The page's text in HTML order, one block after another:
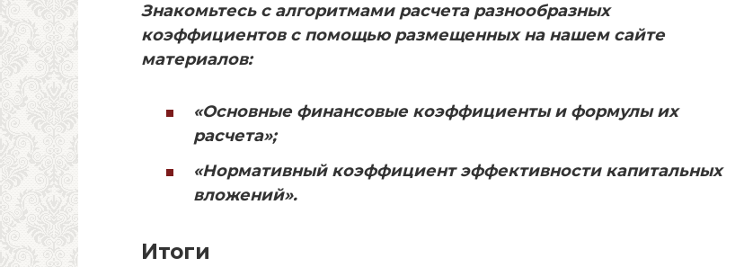
Знакомьтесь с алгоритмами расчета разнообразных
коэффициентов с помощью размещенных на нашем сайте
материалов:
«Основные финансовые коэффициенты и формулы их
расчета»;
«Нормативный коэффициент эффективности капитальных
вложений».
Итоги